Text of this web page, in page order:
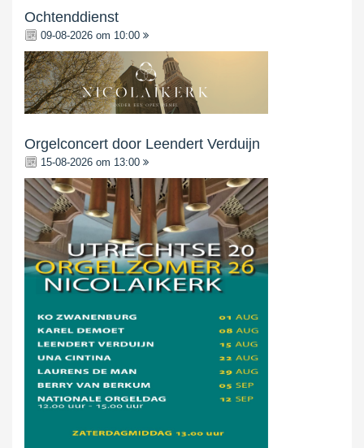
Ochtenddienst
09-08-2026 om 10:00
Orgelconcert door Leendert Verduijn
15-08-2026 om 13:00